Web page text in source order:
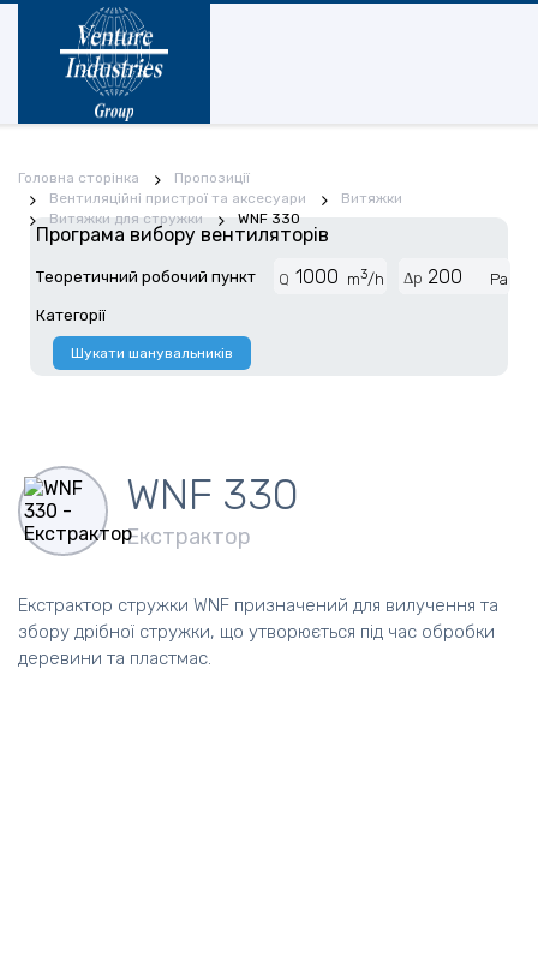
Головна сторінка
Пропозиції
Вентиляційні пристрої та аксесуари
Витяжки
Витяжки для стружки
WNF 330
Програма вибору вентиляторів
Теоретичний робочий пункт Q m3/h Δp
Pa
Категорії
Шукати шанувальників
WNF 330
Екстрактор
Екстрактор стружки WNF призначений для вилучення та
збору дрібної стружки, що утворюється під час обробки
деревини та пластмас.